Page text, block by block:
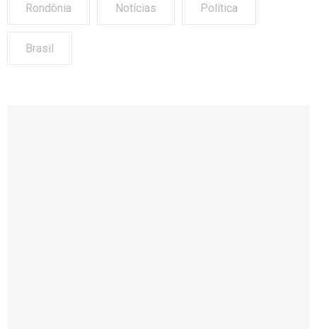
Rondônia Notícias Política
Brasil